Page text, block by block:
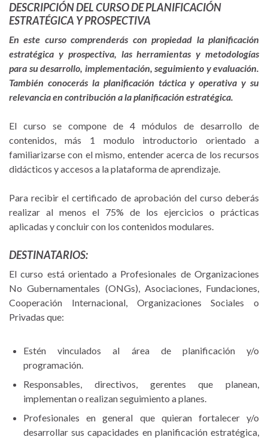
DESCRIPCIÓN DEL CURSO DE PLANIFICACIÓN
ESTRATÉGICA Y PROSPECTIVA
En este curso comprenderás con propiedad la planificación
estratégica y prospectiva, las herramientas y metodologías
para su desarrollo, implementación, seguimiento y evaluación.
También conocerás la planificación táctica y operativa y su
relevancia en contribución a la planificación estratégica.
El curso se compone de 4 módulos de desarrollo de
contenidos, más 1 modulo introductorio orientado a
familiarizarse con el mismo, entender acerca de los recursos
didácticos y accesos a la plataforma de aprendizaje.
Para recibir el certificado de aprobación del curso deberás
realizar al menos el 75% de los ejercicios o prácticas
aplicadas y concluir con los contenidos modulares.
DESTINATARIOS:
El curso está orientado a Profesionales de Organizaciones
No Gubernamentales (ONGs), Asociaciones, Fundaciones,
Cooperación Internacional, Organizaciones Sociales o
Privadas que:
Estén vinculados al área de planificación y/o
programación.
Responsables, directivos, gerentes que planean,
implementan o realizan seguimiento a planes.
Profesionales en general que quieran fortalecer y/o
desarrollar sus capacidades en planificación estratégica,